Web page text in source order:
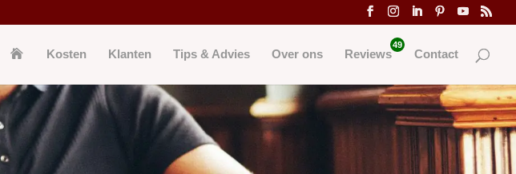
Kosten Klanten Tips & Advies Over ons Reviews
49
Contact